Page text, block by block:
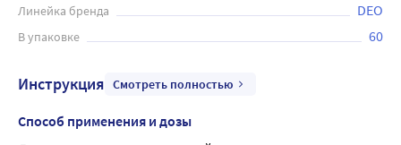
Линейка бренда DEO
В упаковке 60
Инструкция Смотреть полностью
Способ применения и дозы